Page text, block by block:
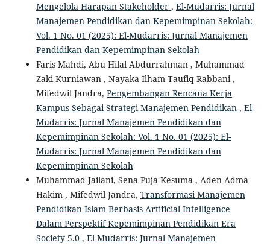
Mengelola Harapan Stakeholder , El-Mudarris: Jurnal
Manajemen Pendidikan dan Kepemimpinan Sekolah:
Vol. 1 No. 01 (2025): El-Mudarris: Jurnal Manajemen
Pendidikan dan Kepemimpinan Sekolah
Faris Mahdi, Abu Hilal Abdurrahman , Muhammad
Zaki Kurniawan , Nayaka Ilham Taufiq Rabbani ,
Mifedwil Jandra, Pengembangan Rencana Kerja
Kampus Sebagai Strategi Manajemen Pendidikan , El-
Mudarris: Jurnal Manajemen Pendidikan dan
Kepemimpinan Sekolah: Vol. 1 No. 01 (2025): El-
Mudarris: Jurnal Manajemen Pendidikan dan
Kepemimpinan Sekolah
Muhammad Jailani, Sena Puja Kesuma , Aden Adma
Hakim , Mifedwil Jandra, Transformasi Manajemen
Pendidikan Islam Berbasis Artificial Intelligence
Dalam Perspektif Kepemimpinan Pendidikan Era
Society 5.0 , El-Mudarris: Jurnal Manajemen